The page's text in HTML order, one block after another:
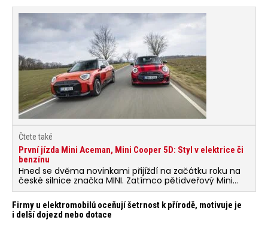
Čtete také
První jízda Mini Aceman, Mini Cooper 5D: Styl v elektrice či
benzínu
Hned se dvěma novinkami přijíždí na začátku roku na
české silnice značka MINI. Zatímco pětidveřový Mini
Cooper je inovovanou klasikou se 115- nebo
150kilowattovým benzínovým motorem pod kapotou,
Mini Aceman je zcela novým crossoverem v segmentu
prémiových malých vozů s elektrickým pohonem.
Firmy u elektromobilů oceňují šetrnost k přírodě, motivuje je
i delší dojezd nebo dotace